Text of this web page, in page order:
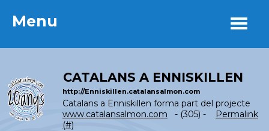
Menu
CATALANS A ENNISKILLEN
http://Enniskillen.catalansalmon.com
Catalans a Enniskillen forma part del projecte
www.catalansalmon.com - (305) -
Permalink
(#)
Menu